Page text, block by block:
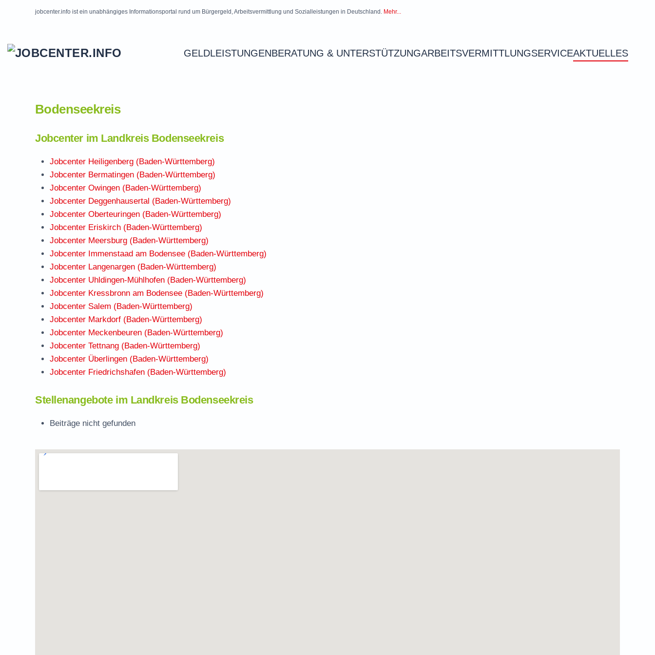
jobcenter.info ist ein unabhängiges Informationsportal rund um Bürgergeld, Arbeitsvermittlung und Sozialleistungen in Deutschland. Mehr...
GELDLEISTUNGENBERATUNG & UNTERSTÜTZUNGARBEITSVERMITTLUNGSERVICEAKTUELLES
Bodenseekreis
Jobcenter im Landkreis Bodenseekreis
Jobcenter Heiligenberg (Baden-Württemberg)
Jobcenter Bermatingen (Baden-Württemberg)
Jobcenter Owingen (Baden-Württemberg)
Jobcenter Deggenhausertal (Baden-Württemberg)
Jobcenter Oberteuringen (Baden-Württemberg)
Jobcenter Eriskirch (Baden-Württemberg)
Jobcenter Meersburg (Baden-Württemberg)
Jobcenter Immenstaad am Bodensee (Baden-Württemberg)
Jobcenter Langenargen (Baden-Württemberg)
Jobcenter Uhldingen-Mühlhofen (Baden-Württemberg)
Jobcenter Kressbronn am Bodensee (Baden-Württemberg)
Jobcenter Salem (Baden-Württemberg)
Jobcenter Markdorf (Baden-Württemberg)
Jobcenter Meckenbeuren (Baden-Württemberg)
Jobcenter Tettnang (Baden-Württemberg)
Jobcenter Überlingen (Baden-Württemberg)
Jobcenter Friedrichshafen (Baden-Württemberg)
Stellenangebote im Landkreis Bodenseekreis
Beiträge nicht gefunden